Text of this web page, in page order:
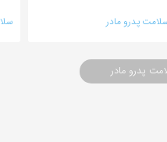
پدرو مادر
پدرو مادر